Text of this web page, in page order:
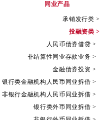
同业产品
承销发行类 >
投融资类 >
人民币债券借贷 >
非结算性同业存款业务 >
金融债券投资 >
银行类金融机构人民币同业拆借 >
非银行金融机构人民币同业拆借 >
银行类外币同业拆借 >